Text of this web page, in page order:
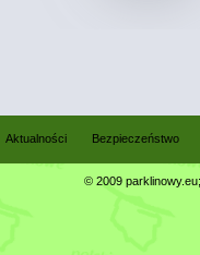
Aktualności Bezpieczeństwo
© 2009